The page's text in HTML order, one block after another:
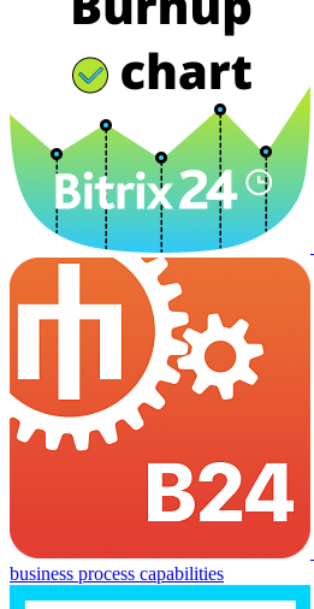
business process capabilities